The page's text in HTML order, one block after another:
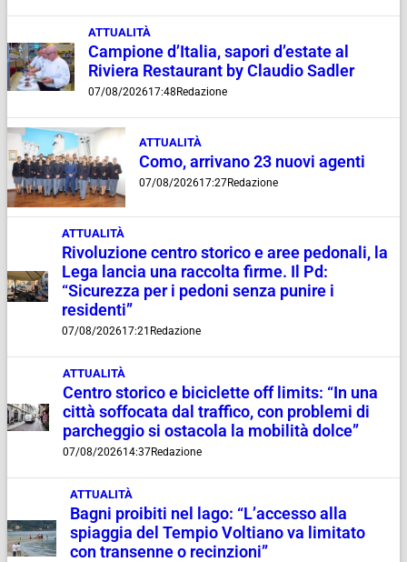
ATTUALITÀ
Campione d’Italia, sapori d’estate al
Riviera Restaurant by Claudio Sadler
07/08/202617:48 Redazione
ATTUALITÀ
Como, arrivano 23 nuovi agenti
07/08/202617:27Redazione
ATTUALITÀ
Rivoluzione centro storico e aree pedonali, la
Lega lancia una raccolta firme. Il Pd:
“Sicurezza per i pedoni senza punire i
residenti”
07/08/202617:21 Redazione
ATTUALITÀ
Centro storico e biciclette off limits: “In una
città soffocata dal traffico, con problemi di
parcheggio si ostacola la mobilità dolce”
07/08/202614:37Redazione
ATTUALITÀ
Bagni proibiti nel lago: “L’accesso alla
spiaggia del Tempio Voltiano va limitato
con transenne o recinzioni”